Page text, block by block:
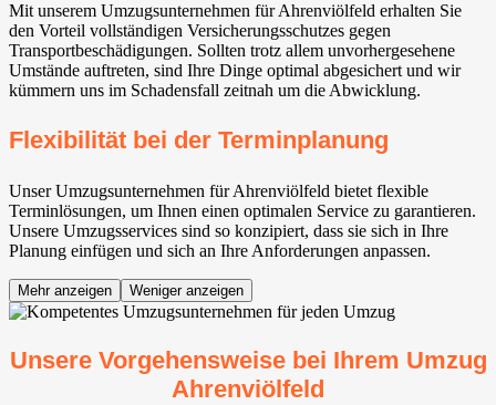
Mit unserem Umzugsunternehmen für Ahrenviölfeld erhalten Sie
den Vorteil vollständigen Versicherungsschutzes gegen
Transportbeschädigungen. Sollten trotz allem unvorhergesehene
Umstände auftreten, sind Ihre Dinge optimal abgesichert und wir
kümmern uns im Schadensfall zeitnah um die Abwicklung.
Flexibilität bei der Terminplanung
Unser Umzugsunternehmen für Ahrenviölfeld bietet flexible
Terminlösungen, um Ihnen einen optimalen Service zu garantieren.
Unsere Umzugsservices sind so konzipiert, dass sie sich in Ihre
Planung einfügen und sich an Ihre Anforderungen anpassen.
Mehr anzeigen Weniger anzeigen
Unsere Vorgehensweise bei Ihrem Umzug
Ahrenviölfeld